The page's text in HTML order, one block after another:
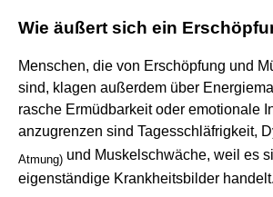
Wie äußert sich ein
Menschen, die von Erschöpfung und
sind, klagen außerdem über
rasche Ermüdbarkeit oder emotionale
anzugrenzen sind Tagesschläfrigkeit,
Atmung) und Muskelschwäche, weil es
eigenständige Krankheitsbilder handelt.